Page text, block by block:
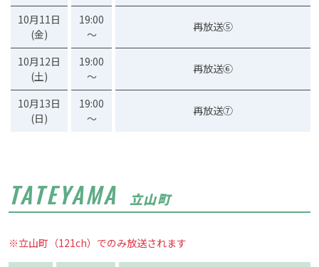
10月11日
(金)
19:00
～
再放送⑤
10月12日
(土)
19:00
～
再放送⑥
10月13日
(日)
19:00
～
再放送⑦
TATEYAMA 立山町
※立山町（121ch）でのみ放送されます